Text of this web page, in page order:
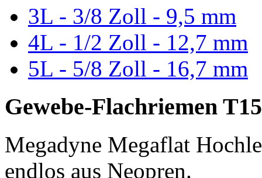
3L - 3/8 Zoll - 9,5 mm
4L - 1/2 Zoll - 12,7 mm
5L - 5/8 Zoll - 16,7 mm
Gewebe-Flachriemen
Megadyne Megaflat
endlos aus Neopren.